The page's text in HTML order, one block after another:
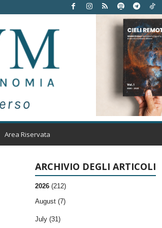
Area Riservata
ARCHIVIO DEGLI ARTICOLI
2026 (212)
August (7)
July (31)